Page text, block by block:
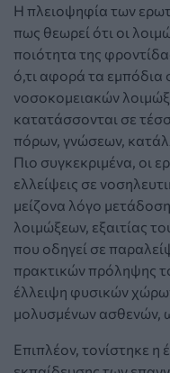
Η πλειοψηφία των
πως θεωρεί ότι οι
ποιότητα της
ό,τι αφορά τα
νοσοκομειακών
κατατάσσονται σε
πόρων, γνώσεων,
Πιο συγκεκριμένα, οι
ελλείψεις σε
μείζονα λόγο
λοιμώξεων, εξαιτίας
που οδηγεί σε
πρακτικών πρόληψης
έλλειψη φυσικών
μολυσμένων ασθενών,
Επιπλέον, τονίστηκε η